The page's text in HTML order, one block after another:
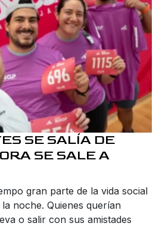
SE SALÍA DE
SE SALE A
gran parte de la vida social
noche. Quienes querían
o salir con sus amistades